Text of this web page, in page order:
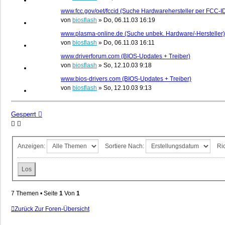
www.fcc.gov/oet/fccid (Suche Hardwarehersteller per FCC-
von biosflash » Do, 06.11.03 16:19
www.plasma-online.de (Suche unbek. Hardware/-Hersteller)
von biosflash » Do, 06.11.03 16:11
www.driverforum.com (BIOS-Updates + Treiber)
von biosflash » So, 12.10.03 9:18
www.bios-drivers.com (BIOS-Updates + Treiber)
von biosflash » So, 12.10.03 9:13
Gesperrt
Anzeigen: Sortiere Nach:
7 Themen • Seite 1 Von 1
Zurück Zur Foren-Übersicht